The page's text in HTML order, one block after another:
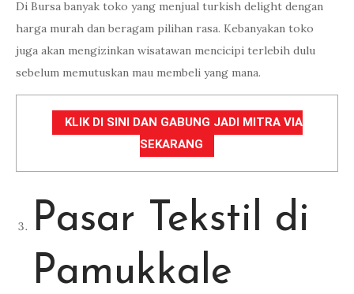
Di Bursa banyak toko yang menjual turkish delight dengan
harga murah dan beragam pilihan rasa. Kebanyakan toko
juga akan mengizinkan wisatawan mencicipi terlebih dulu
sebelum memutuskan mau membeli yang mana.
KLIK DI SINI DAN GABUNG JADI MITRA VIA
SEKARANG
Pasar Tekstil di
Pamukkale